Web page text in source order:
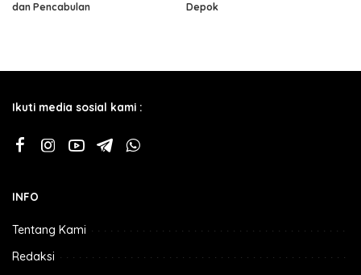
dan Pencabulan
Depok
Ikuti media sosial kami :
INFO
Tentang Kami
Redaksi